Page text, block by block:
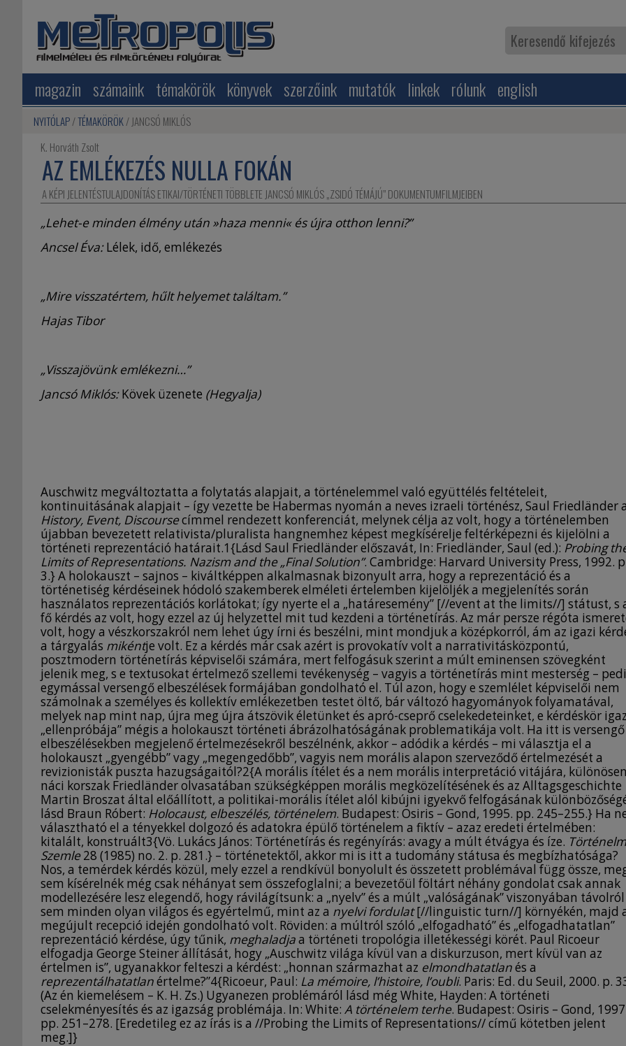
magazin számaink témakörök könyvek szerzőink mutatók linkek rólunk english
NYITÓLAP TÉMAKÖRÖK
JANCSÓ MIKLÓS
K. Horváth Zsolt
AZ EMLÉKEZÉS NULLA FOKÁN
A KÉPI JELENTÉSTULAJDONÍTÁS ETIKAI/TÖRTÉNETI TÖBBLETE JANCSÓ MIKLÓS „ZSIDÓ TÉMÁJÚ” DOKUMENTUMFILMJEIBEN
„Lehet-e minden élmény után »haza menni« és újra otthon lenni?”
Ancsel Éva:Lélek, idő, emlékezés
„Mire visszatértem, hűlt helyemet találtam.”
Hajas Tibor
„Visszajövünk emlékezni…”
Jancsó Miklós:Kövek üzenete (Hegyalja)
Auschwitz megváltoztatta a folytatás alapjait, a történelemmel való együttélés feltételeit,
kontinuitásának alapjait – így vezette be Habermas nyomán a neves izraeli történész, Saul Friedländer a
History, Event, Discoursecímmel rendezett konferenciát, melynek célja az volt, hogy a történelemben
újabban bevezetett relativista/pluralista hangnemhez képest megkísérelje feltérképezni és kijelölni a
történeti reprezentáció határait.1{Lásd Saul Friedländer előszavát, In: Friedländer, Saul (ed.): Probing
Limits of Representations. Nazism and the „Final Solution”. Cambridge: Harvard University Press, 1992.
3.} A holokauszt – sajnos – kiváltképpen alkalmasnak bizonyult arra, hogy a reprezentáció és a
történetiség kérdéseinek hódoló szakemberek elméleti értelemben kijelöljék a megjelenítés során
használatos reprezentációs korlátokat; így nyerte el a „határesemény” [//event at the limits//] státust, s
fő kérdés az volt, hogy ezzel az új helyzettel mit tud kezdeni a történetírás. Az már persze régóta
volt, hogy a vészkorszakról nem lehet úgy írni és beszélni, mint mondjuk a középkorról, ám az igazi
a tárgyalás mikéntje volt. Ez a kérdés már csak azért is provokatív volt a narrativitásközpontú,
posztmodern történetírás képviselői számára, mert felfogásuk szerint a múlt eminensen szövegként
jelenik meg, s e textusokat értelmező szellemi tevékenység – vagyis a történetírás mint mesterség –
egymással versengő elbeszélések formájában gondolható el. Túl azon, hogy e szemlélet képviselői nem
számolnak a személyes és kollektív emlékezetben testet öltő, bár változó hagyományok folyamatával,
melyek nap mint nap, újra meg újra átszövik életünket és apró-cseprő cselekedeteinket, e kérdéskör
„ellenpróbája” mégis a holokauszt történeti ábrázolhatóságának problematikája volt. Ha itt is versengő
elbeszélésekben megjelenő értelmezésekről beszélnénk, akkor – adódik a kérdés – mi választja el a
holokauszt „gyengébb” vagy „megengedőbb”, vagyis nem morális alapon szerveződő értelmezését a
revizionisták puszta hazugságaitól?2{A morális ítélet és a nem morális interpretáció vitájára,
náci korszak Friedländer olvasatában szükségképpen morális megközelítésének és az Alltagsgeschichte
Martin Broszat által előállított, a politikai-morális ítélet alól kibújni igyekvő felfogásának
lásd Braun Róbert: Holocaust, elbeszélés, történelem. Budapest: Osiris – Gond, 1995. pp. 245–255.} Ha
választható el a tényekkel dolgozó és adatokra épülő történelem a fiktív – azaz eredeti értelmében:
kitalált, konstruált3{Vö. Lukács János: Történetírás és regényírás: avagy a múlt étvágya és íze.
Szemle28 (1985) no. 2. p. 281.} – történetektől, akkor mi is itt a tudomány státusa és megbízhatósága?
Nos, a temérdek kérdés közül, mely ezzel a rendkívül bonyolult és összetett problémával függ össze,
sem kísérelnék még csak néhányat sem összefoglalni; a bevezetőül föltárt néhány gondolat csak annak
modellezésére lesz elegendő, hogy rávilágítsunk: a „nyelv” és a múlt „valóságának” viszonyában távolról
sem minden olyan világos és egyértelmű, mint az a nyelvi fordulat[//linguistic turn//] környékén, majd
megújult recepció idején gondolható volt. Röviden: a múltról szóló „elfogadható” és „elfogadhatatlan”
reprezentáció kérdése, úgy tűnik, meghaladjaa történeti tropológia illetékességi körét. Paul Ricoeur
elfogadja George Steiner állítását, hogy „Auschwitz világa kívül van a diskurzuson, mert kívül van az
értelmen is”, ugyanakkor felteszi a kérdést: „honnan származhat az elmondhatatlanés a
reprezentálhatatlanértelme?”4{Ricoeur, Paul: La mémoire, l’histoire, l’oubli. Paris: Ed. du Seuil, 2000. p.
(Az én kiemelésem – K. H. Zs.) Ugyanezen problémáról lásd még White, Hayden: A történeti
cselekményesítés és az igazság problémája. In: White: A történelem terhe. Budapest: Osiris – Gond,
pp. 251–278. [Eredetileg ez az írás is a //Probing the Limits of Representations// című kötetben jelent
meg.]}